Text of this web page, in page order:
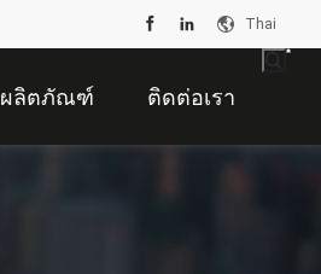
Thai
ผลิตภัณฑ์ ติดต่อเรา